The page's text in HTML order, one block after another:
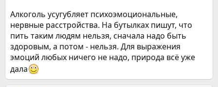
ведитесь вы на эти попсовые "позитиффчики", "не парься" и
т.д. Надо проживать эмоции! И точка. Ну это я так, что-то
меня понесло))
Алкоголь усугубляет психоэмоциональные,
нервные расстройства. На бутылках пишут, что
пить таким людям нельзя, сначала надо быть
здоровым, а потом - нельзя. Для выражения
эмоций любых ничего не надо, природа всё уже
дала